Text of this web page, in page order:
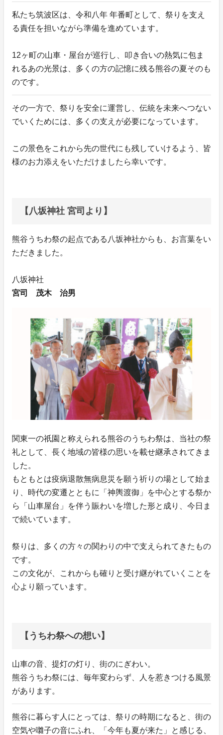
私たち筑波区は、令和八年 年番町として、祭りを支え
る責任を担いながら準備を進めています。
12ヶ町の山車・屋台が巡行し、叩き合いの熱気に包ま
れるあの光景は、多くの方の記憶に残る熊谷の夏そのも
のです。
その一方で、祭りを安全に運営し、伝統を未来へつない
でいくためには、多くの支えが必要になっています。
この景色をこれから先の世代にも残していけるよう、皆
様のお力添えをいただけましたら幸いです。
【八坂神社 宮司より】
熊谷うちわ祭の起点である八坂神社からも、お言葉をい
ただきました。
八坂神社
宮司 茂木 治男
関東一の祇園と称えられる熊谷のうちわ祭は、当社の祭
礼として、長く地域の皆様の思いを載せ継承されてきま
した。
もともとは疫病退散無病息災を願う祈りの場として始ま
り、時代の変遷とともに「神輿渡御」を中心とする祭か
ら「山車屋台」を伴う賑わいを増した形と成り、今日ま
で続いています。
祭りは、多くの方々の関わりの中で支えられてきたもの
です。
この文化が、これからも確りと受け継がれていくことを
心より願っています。
【うちわ祭への想い】
山車の音、提灯の灯り、街のにぎわい。
熊谷うちわ祭には、毎年変わらず、人を惹きつける風景
があります。
熊谷に暮らす人にとっては、祭りの時期になると、街の
空気や囃子の音にふれ、「今年も夏が来た」と感じる、